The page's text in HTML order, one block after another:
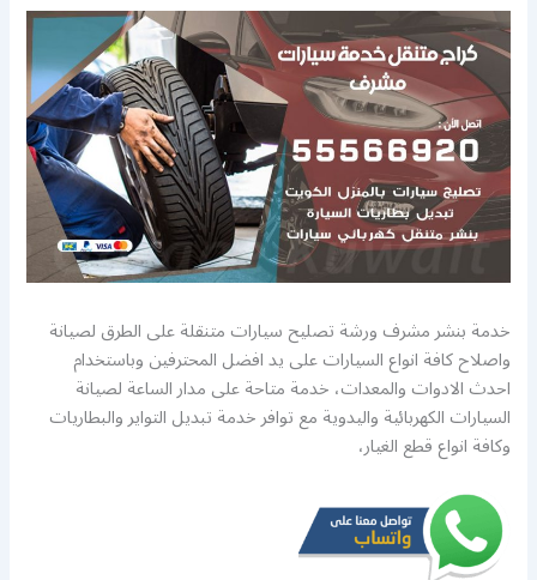
خدمة بنشر مشرف ورشة تصليح سيارات متنقلة على الطرق لصيانة
واصلاح كافة انواع السيارات على يد افضل المحترفين وباستخدام
احدث الادوات والمعدات، خدمة متاحة على مدار الساعة لصيانة
السيارات الكهربائية واليدوية مع توافر خدمة تبديل التواير والبطاريات
وكافة انواع قطع الغيار،